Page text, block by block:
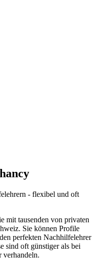
- flexibel und oft
mit tausenden von privaten
Sie können Profile
perfekten Nachhilfelehrer
sind oft günstiger als bei
verhandeln.